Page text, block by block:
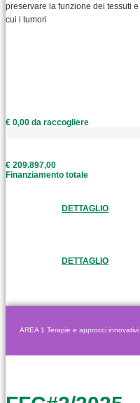
preservare la funzione dei tessuti
cui i tumori
€ 0,00 da raccogliere
€ 209.897,00
Finanziamento totale
DETTAGLIO
DETTAGLIO
AREA 1 Terapie e approcci